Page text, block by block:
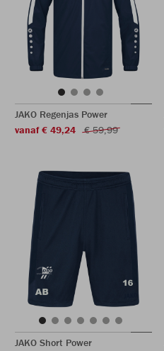
JAKO Regenjas Power
vanaf € 49,24
€ 59,99
JAKO Short Power